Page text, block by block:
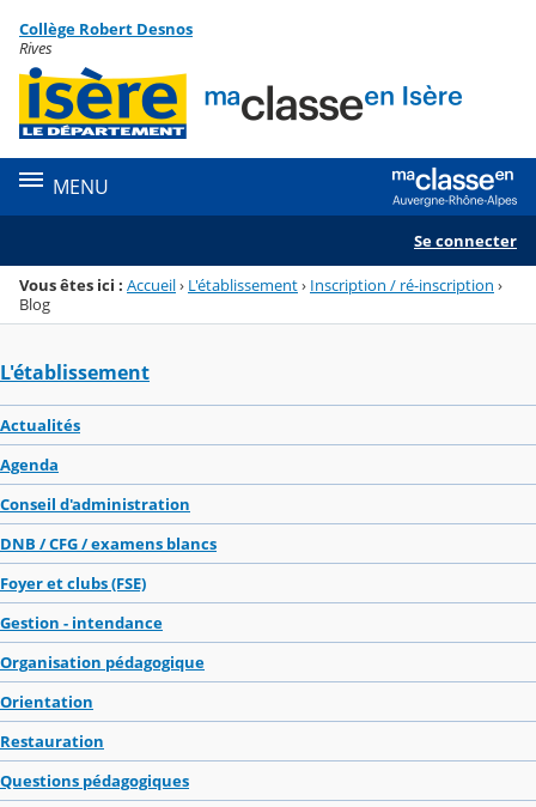
Menu de la rubrique
Contenu
Collège Robert Desnos
Rives
MENU
Se connecter
Vous êtes ici : Accueil› L'établissement› Inscription / ré-inscription ›
Blog
L'établissement
Actualités
Agenda
Conseil d'administration
DNB / CFG / examens blancs
Foyer et clubs (FSE)
Gestion - intendance
Organisation pédagogique
Orientation
Restauration
Questions pédagogiques